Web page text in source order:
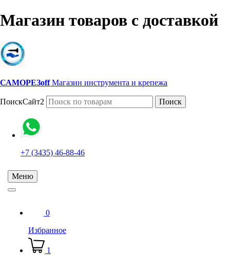
Магазин товаров с доставкой
САМОРЕЗoff Магазин инструмента и крепежа
ПоискСайт2 Поиск
+7 (3435) 46-88-46
Меню
0
Избранное
1